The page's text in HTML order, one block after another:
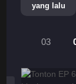
yang lalu
03